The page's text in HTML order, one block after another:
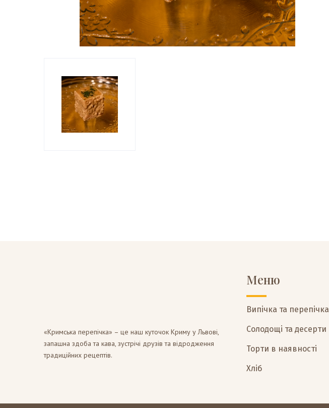
«Кримська перепічка» – це наш куточок Криму у Львові,
запашна здоба та кава, зустрічі друзів та відродження
традиційних рецептів.
Меню
Випічка та перепічка
Солодощі та десерти
Торти в наявності
Хліб